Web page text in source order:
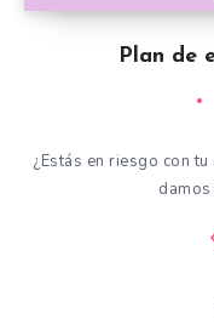
Plan de
¿Estás en riesgo con